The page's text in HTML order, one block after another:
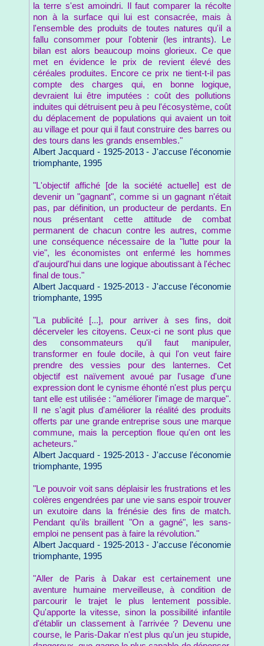
la terre s'est amoindri. Il faut comparer la récolte
non à la surface qui lui est consacrée, mais à
l'ensemble des produits de toutes natures qu'il a
fallu consommer pour l'obtenir (les intrants). Le
bilan est alors beaucoup moins glorieux. Ce que
met en évidence le prix de revient élevé des
céréales produites. Encore ce prix ne tient-t-il pas
compte des charges qui, en bonne logique,
devraient lui être imputées : coût des pollutions
induites qui détruisent peu à peu l'écosystème, coût
du déplacement de populations qui avaient un toit
au village et pour qui il faut construire des barres ou
des tours dans les grands ensembles."
Albert Jacquard - 1925-2013 - J'accuse l'économie
triomphante, 1995
"L'objectif affiché [de la société actuelle] est de
devenir un "gagnant", comme si un gagnant n'était
pas, par définition, un producteur de perdants. En
nous présentant cette attitude de combat
permanent de chacun contre les autres, comme
une conséquence nécessaire de la "lutte pour la
vie", les économistes ont enfermé les hommes
d'aujourd'hui dans une logique aboutissant à l'échec
final de tous."
Albert Jacquard - 1925-2013 - J'accuse l'économie
triomphante, 1995
"La publicité [...], pour arriver à ses fins, doit
décerveler les citoyens. Ceux-ci ne sont plus que
des consommateurs qu'il faut manipuler,
transformer en foule docile, à qui l'on veut faire
prendre des vessies pour des lanternes. Cet
objectif est naïvement avoué par l'usage d'une
expression dont le cynisme éhonté n'est plus perçu
tant elle est utilisée : "améliorer l'image de marque".
Il ne s'agit plus d'améliorer la réalité des produits
offerts par une grande entreprise sous une marque
commune, mais la perception floue qu'en ont les
acheteurs."
Albert Jacquard - 1925-2013 - J'accuse l'économie
triomphante, 1995
"Le pouvoir voit sans déplaisir les frustrations et les
colères engendrées par une vie sans espoir trouver
un exutoire dans la frénésie des fins de match.
Pendant qu'ils braillent "On a gagné", les sans-
emploi ne pensent pas à faire la révolution."
Albert Jacquard - 1925-2013 - J'accuse l'économie
triomphante, 1995
"Aller de Paris à Dakar est certainement une
aventure humaine merveilleuse, à condition de
parcourir le trajet le plus lentement possible.
Qu'apporte la vitesse, sinon la possibilité infantile
d'établir un classement à l'arrivée ? Devenu une
course, le Paris-Dakar n'est plus qu'un jeu stupide,